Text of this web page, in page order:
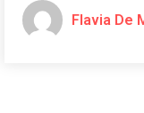
Flavia De